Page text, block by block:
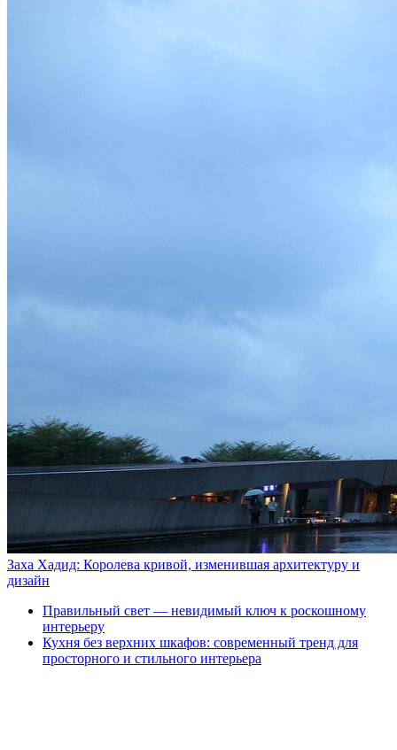
Заха Хадид: Королева кривой, изменившая архитектуру и
дизайн
Правильный свет — невидимый ключ к роскошному
интерьеру
Кухня без верхних шкафов: современный тренд для
просторного и стильного интерьера